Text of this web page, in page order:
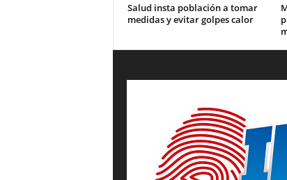
Salud insta población a tomar
medidas y evitar golpes calor